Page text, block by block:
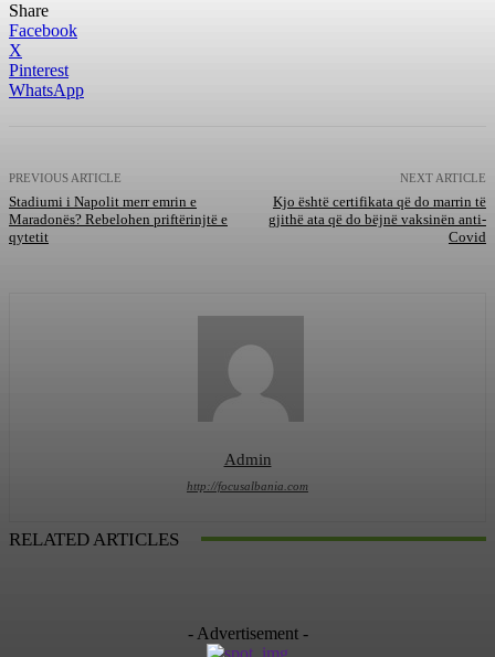
Share
Facebook
X
Pinterest
WhatsApp
PREVIOUS ARTICLE
Stadiumi i Napolit merr emrin e
Maradonës? Rebelohen priftërinjtë e
qytetit
NEXT ARTICLE
Kjo është certifikata që do marrin të
gjithë ata që do bëjnë vaksinën anti-
Covid
Admin
http://focusalbania.com
RELATED ARTICLES
- Advertisement -